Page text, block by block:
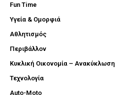
Fun Time
Υγεία & Ομορφιά
Αθλητισμός
Περιβάλλον
Κυκλική Οικονομία – Ανακύκλωση
Τεχνολογία
Auto-Moto